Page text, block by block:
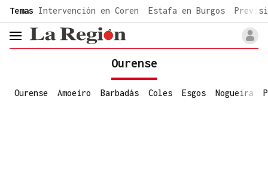
common.go-to-content
Temas Intervención en Coren Estafa en Burgos
header.menu.open
Ourense
Ourense Amoeiro Barbadás Coles Esgos Nogueira